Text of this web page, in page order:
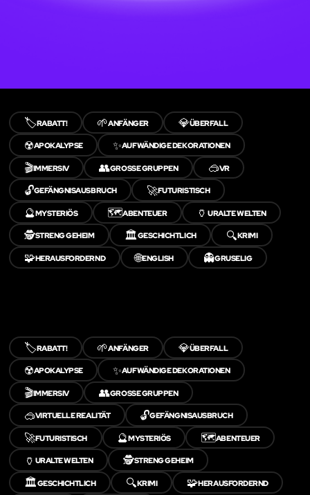
🏷️RABATT! 🌱ANFÄNGER 💎ÜBERFALL
☢️APOKALYPSE ✨AUFWÄNDIGE DEKORATIONEN
🎬IMMERSIV 👥GROSSE GRUPPEN 🥽VR
🔓GEFÄNGNISAUSBRUCH 🚀FUTURISTISCH
🔮MYSTERIÖS 🗺️ABENTEUER 🏺URALTE WELTEN
🕵️STRENG GEHEIM 🏛️GESCHICHTLICH 🔍KRIMI
🧩HERAUSFORDERND 🌐ENGLISH 👻GRUSELIG
🏷️RABATT! 🌱ANFÄNGER 💎ÜBERFALL
☢️APOKALYPSE ✨AUFWÄNDIGE DEKORATIONEN
🎬IMMERSIV 👥GROSSE GRUPPEN
🥽VIRTUELLE REALITÄT 🔓GEFÄNGNISAUSBRUCH
🚀FUTURISTISCH 🔮MYSTERIÖS 🗺️ABENTEUER
🏺 URALTE WELTEN 🕵️STRENG GEHEIM
🏛️GESCHICHTLICH 🔍KRIMI 🧩HERAUSFORDERND